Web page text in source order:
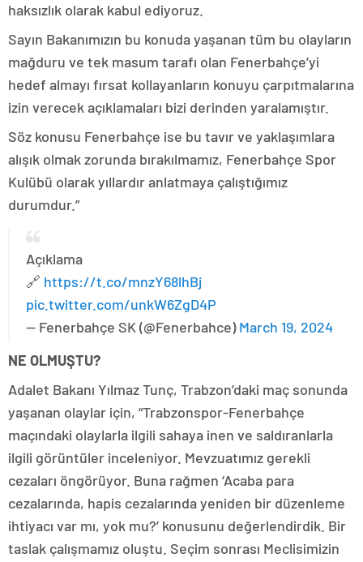
haksızlık olarak kabul ediyoruz.
Sayın Bakanımızın bu konuda yaşanan tüm bu olayların
mağduru ve tek masum tarafı olan Fenerbahçe’yi
hedef almayı fırsat kollayanların konuyu çarpıtmalarına
izin verecek açıklamaları bizi derinden yaralamıştır.
Söz konusu Fenerbahçe ise bu tavır ve yaklaşımlara
alışık olmak zorunda bırakılmamız, Fenerbahçe Spor
Kulübü olarak yıllardır anlatmaya çalıştığımız
durumdur.”
Açıklama
🔗 https://t.co/mnzY68lhBj
pic.twitter.com/unkW6ZgD4P
— Fenerbahçe SK (@Fenerbahce)March 19, 2024
NE OLMUŞTU?
Adalet Bakanı Yılmaz Tunç, Trabzon’daki maç sonunda
yaşanan olaylar için, “Trabzonspor-Fenerbahçe
maçındaki olaylarla ilgili sahaya inen ve saldıranlarla
ilgili görüntüler inceleniyor. Mevzuatımız gerekli
cezaları öngörüyor. Buna rağmen ‘Acaba para
cezalarında, hapis cezalarında yeniden bir düzenleme
ihtiyacı var mı, yok mu?’ konusunu değerlendirdik. Bir
taslak çalışmamız oluştu. Seçim sonrası Meclisimizin